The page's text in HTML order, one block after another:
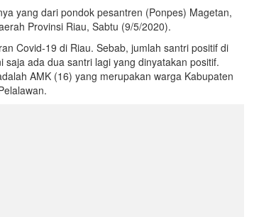
yang dari pondok pesantren (Ponpes) Magetan,
Provinsi Riau, Sabtu (9/5/2020).
Covid-19 di Riau. Sebab, jumlah santri positif di
ada dua santri lagi yang dinyatakan positif.
AMK (16) yang merupakan warga Kabupaten